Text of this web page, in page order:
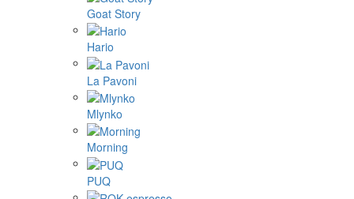
Goat Story
Hario
La Pavoni
Mlynko
Morning
PUQ